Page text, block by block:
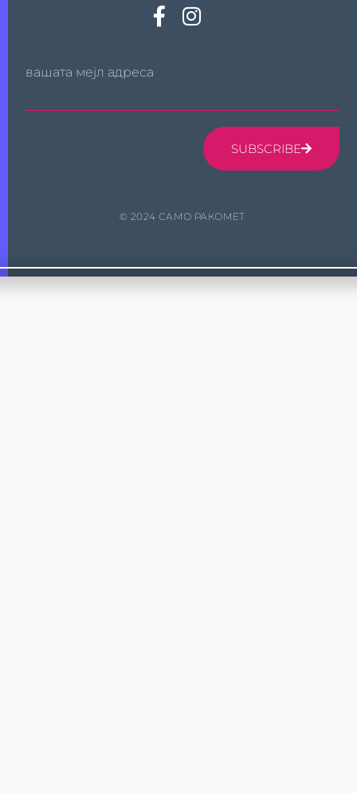
вашата мејл адреса
SUBSCRIBE
© 2024 САМО РАКОМЕТ